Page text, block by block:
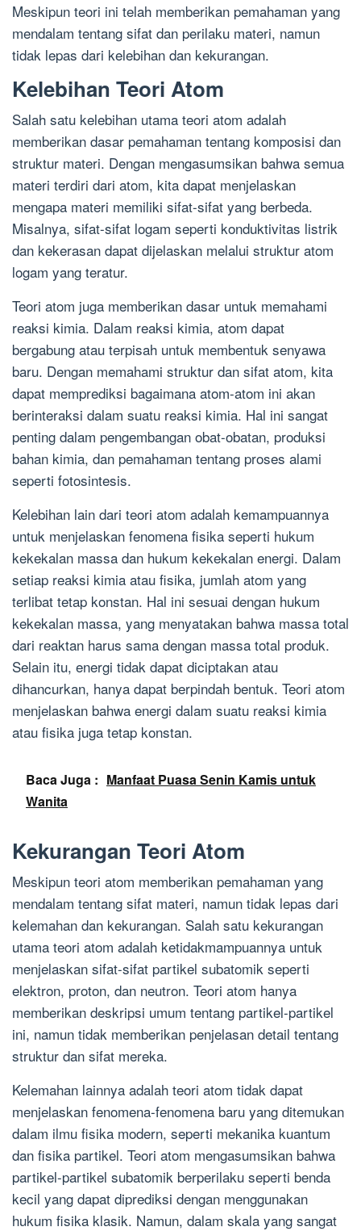
Meskipun teori ini telah memberikan pemahaman yang
mendalam tentang sifat dan perilaku materi, namun
tidak lepas dari kelebihan dan kekurangan.
Kelebihan Teori Atom
Salah satu kelebihan utama teori atom adalah
memberikan dasar pemahaman tentang komposisi dan
struktur materi. Dengan mengasumsikan bahwa semua
materi terdiri dari atom, kita dapat menjelaskan
mengapa materi memiliki sifat-sifat yang berbeda.
Misalnya, sifat-sifat logam seperti konduktivitas listrik
dan kekerasan dapat dijelaskan melalui struktur atom
logam yang teratur.
Teori atom juga memberikan dasar untuk memahami
reaksi kimia. Dalam reaksi kimia, atom dapat
bergabung atau terpisah untuk membentuk senyawa
baru. Dengan memahami struktur dan sifat atom, kita
dapat memprediksi bagaimana atom-atom ini akan
berinteraksi dalam suatu reaksi kimia. Hal ini sangat
penting dalam pengembangan obat-obatan, produksi
bahan kimia, dan pemahaman tentang proses alami
seperti fotosintesis.
Kelebihan lain dari teori atom adalah kemampuannya
untuk menjelaskan fenomena fisika seperti hukum
kekekalan massa dan hukum kekekalan energi. Dalam
setiap reaksi kimia atau fisika, jumlah atom yang
terlibat tetap konstan. Hal ini sesuai dengan hukum
kekekalan massa, yang menyatakan bahwa massa total
dari reaktan harus sama dengan massa total produk.
Selain itu, energi tidak dapat diciptakan atau
dihancurkan, hanya dapat berpindah bentuk. Teori atom
menjelaskan bahwa energi dalam suatu reaksi kimia
atau fisika juga tetap konstan.
Baca Juga : Manfaat Puasa Senin Kamis untuk
Wanita
Kekurangan Teori Atom
Meskipun teori atom memberikan pemahaman yang
mendalam tentang sifat materi, namun tidak lepas dari
kelemahan dan kekurangan. Salah satu kekurangan
utama teori atom adalah ketidakmampuannya untuk
menjelaskan sifat-sifat partikel subatomik seperti
elektron, proton, dan neutron. Teori atom hanya
memberikan deskripsi umum tentang partikel-partikel
ini, namun tidak memberikan penjelasan detail tentang
struktur dan sifat mereka.
Kelemahan lainnya adalah teori atom tidak dapat
menjelaskan fenomena-fenomena baru yang ditemukan
dalam ilmu fisika modern, seperti mekanika kuantum
dan fisika partikel. Teori atom mengasumsikan bahwa
partikel-partikel subatomik berperilaku seperti benda
kecil yang dapat diprediksi dengan menggunakan
hukum fisika klasik. Namun, dalam skala yang sangat